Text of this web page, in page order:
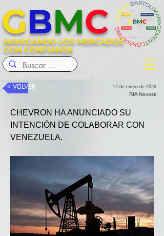
NAVEGANDO LOS MERCADOS
CON CONFIANZA
GBMC
< VOLVER 12 de enero de 2026
RIA Novosti
CHEVRON HA ANUNCIADO SU
INTENCIÓN DE COLABORAR CON
VENEZUELA.